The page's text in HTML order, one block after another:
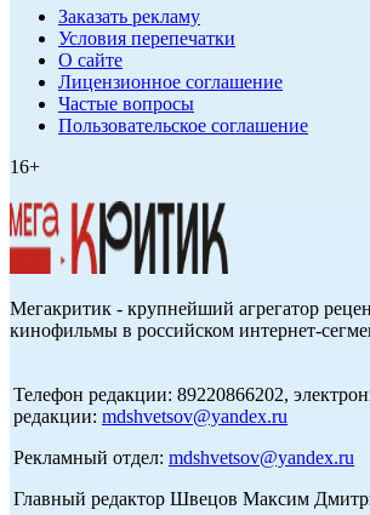
Заказать рекламу
Условия перепечатки
О сайте
Лицензионное соглашение
Частые вопросы
Пользовательское соглашение
16+
Мегакритик - крупнейший агрегатор
кинофильмы в российском интернет-
Телефон редакции: 89220866202,
редакции: mdshvetsov@yandex.ru
Рекламный отдел: mdshvetsov@yandex.ru
Главный редактор Швецов Максим